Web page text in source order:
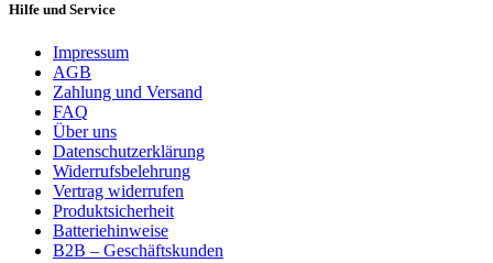
Hilfe und Service
Impressum
AGB
Zahlung und Versand
FAQ
Über uns
Datenschutzerklärung
Widerrufsbelehrung
Vertrag widerrufen
Produktsicherheit
Batteriehinweise
B2B – Geschäftskunden